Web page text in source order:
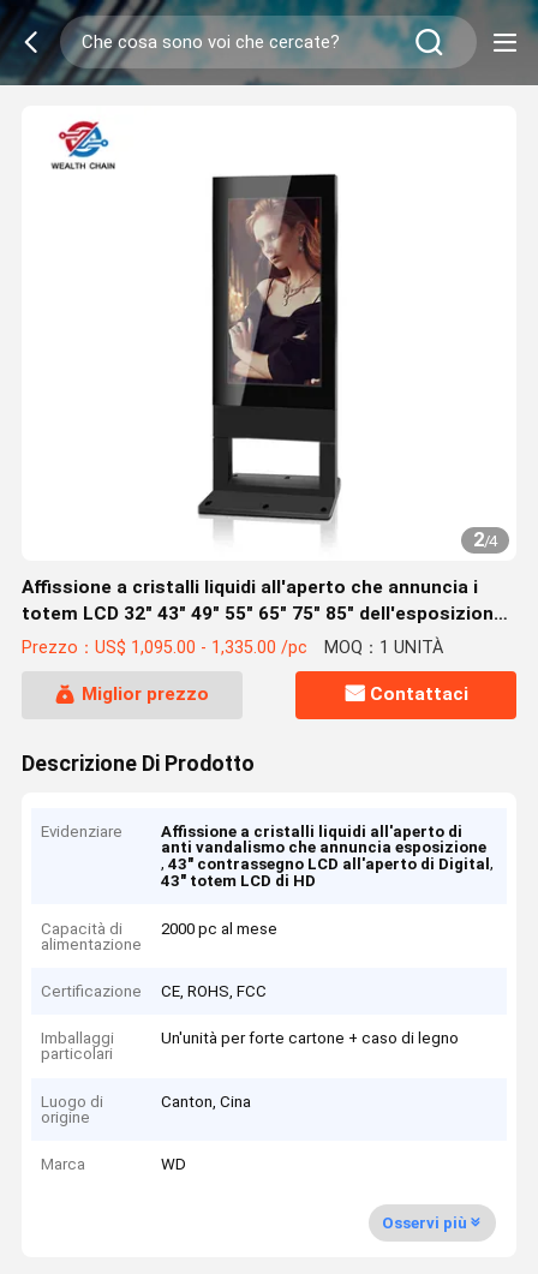
2/4
Affissione a cristalli liquidi all'aperto che annuncia i
totem LCD 32" 43" 49" 55" 65" 75" 85" dell'esposizione
HD
Prezzo：US$ 1,095.00 - 1,335.00 /pc MOQ：1 UNITÀ
Miglior prezzo Contattaci
Descrizione Di Prodotto
Evidenziare
Affissione a cristalli liquidi all'aperto di
anti vandalismo che annuncia esposizione
,43" contrassegno LCD all'aperto di Digital,
43" totem LCD di HD
Capacità di
alimentazione
2000 pc al mese
Certificazione CE, ROHS, FCC
Imballaggi
particolari
Un'unità per forte cartone + caso di legno
Luogo di
origine
Canton, Cina
Marca WD
Osservi più